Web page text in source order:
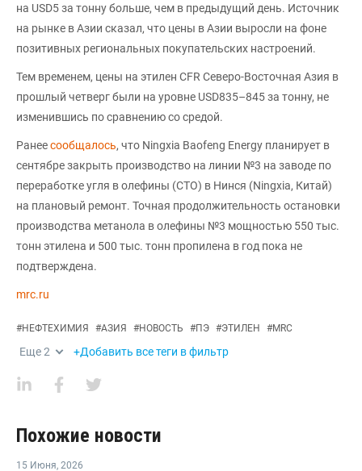
на USD5 за тонну больше, чем в предыдущий день. Источник
на рынке в Азии сказал, что цены в Азии выросли на фоне
позитивных региональных покупательских настроений.
Тем временем, цены на этилен CFR Северо-Восточная Азия в
прошлый четверг были на уровне USD835–845 за тонну, не
изменившись по сравнению со средой.
Ранеесообщалось, что Ningxia Baofeng Energy планирует в
сентябре закрыть производство на линии №3 на заводе по
переработке угля в олефины (CTO) в Нинся (Ningxia, Китай)
на плановый ремонт. Точная продолжительность остановки
производства метанола в олефины №3 мощностью 550 тыс.
тонн этилена и 500 тыс. тонн пропилена в год пока не
подтверждена.
mrc.ru
#НЕФТЕХИМИЯ #АЗИЯ #НОВОСТЬ #ПЭ #ЭТИЛЕН #MRC
Еще2 +Добавить все теги в фильтр
Похожие новости
15 Июня, 2026